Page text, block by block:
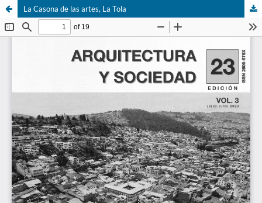
La Casona de las artes, La Tola